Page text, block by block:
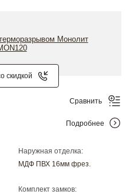
скидкой
Наружная отделка:
МДФ ПВХ 16мм фрез.
Комплект замков:
Сравнить
Подробнее